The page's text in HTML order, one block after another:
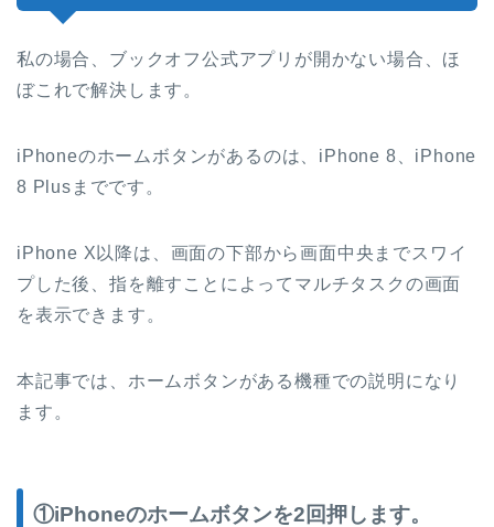
私の場合、ブックオフ公式アプリが開かない場合、ほ
ぼこれで解決します。
iPhoneのホームボタンがあるのは、iPhone 8、iPhone
8 Plusまでです。
iPhone X以降は、画面の下部から画面中央までスワイ
プした後、指を離すことによってマルチタスクの画面
を表示できます。
本記事では、ホームボタンがある機種での説明になり
ます。
①iPhoneのホームボタンを2回押します。